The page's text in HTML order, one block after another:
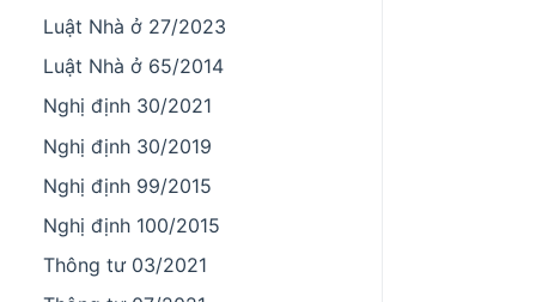
Luật Nhà ở 27/2023
Luật Nhà ở 65/2014
Nghị định 30/2021
Nghị định 30/2019
Nghị định 99/2015
Nghị định 100/2015
Thông tư 03/2021